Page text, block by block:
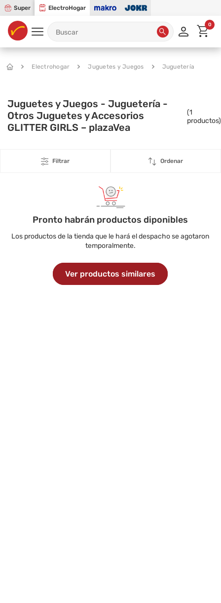
Super ElectroHogar
0
Electrohogar Juguetes y Juegos Juguetería
Juguetes y Juegos - Juguetería -
Otros Juguetes y Accesorios
GLITTER GIRLS – plazaVea
(1
productos)
Filtrar Ordenar
Pronto habrán productos diponibles
Los productos de la tienda que le hará el despacho se agotaron
temporalmente.
Ver productos similares